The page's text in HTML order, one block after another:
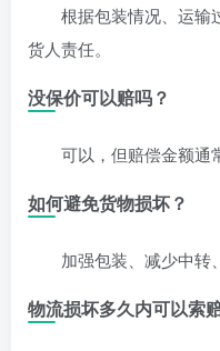
根据包装情况、运输
货人责任。
没保价可以赔吗？
可以，但赔偿金额通
如何避免货物损坏？
加强包装、减少中转
物流损坏多久内可以索